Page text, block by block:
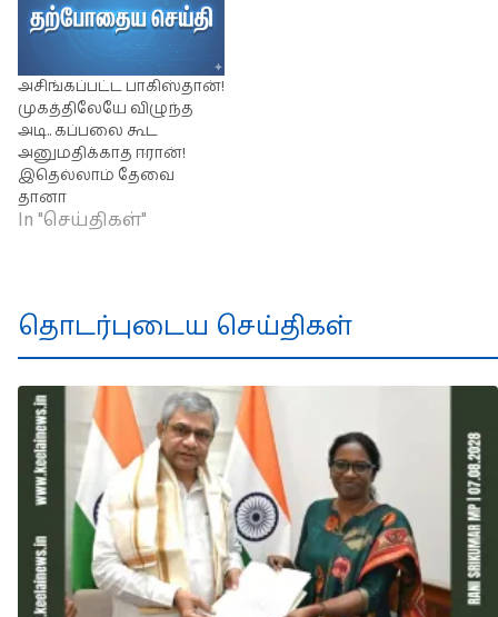
அசிங்கப்பட்ட பாகிஸ்தான்!
முகத்திலேயே விழுந்த
அடி.. கப்பலை கூட
அனுமதிக்காத ஈரான்!
இதெல்லாம் தேவை
தானா
In "செய்திகள்"
தொடர்புடைய செய்திகள்